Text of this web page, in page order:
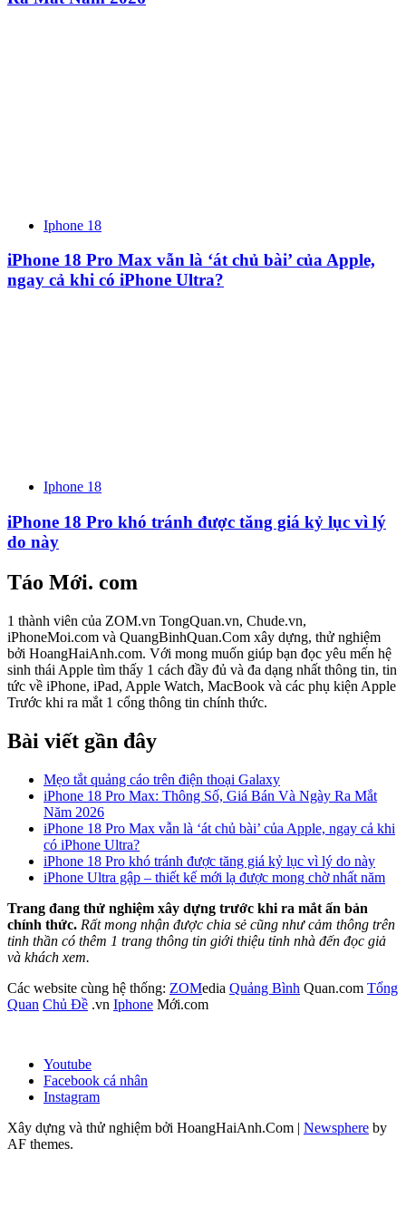
Iphone 18
iPhone 18 Pro Max vẫn là ‘át chủ bài’ của Apple,
ngay cả khi có iPhone Ultra?
Iphone 18
iPhone 18 Pro khó tránh được tăng giá kỷ lục vì lý
do này
Táo Mới. com
1 thành viên của ZOM.vn TongQuan.vn, Chude.vn,
iPhoneMoi.com và QuangBinhQuan.Com xây dựng, thử nghiệm
bởi HoangHaiAnh.com. Với mong muốn giúp bạn đọc yêu mến hệ
sinh thái Apple tìm thấy 1 cách đầy đủ và đa dạng nhất thông tin, tin
tức về iPhone, iPad, Apple Watch, MacBook và các phụ kiện Apple
Trước khi ra mắt 1 cổng thông tin chính thức.
Bài viết gần đây
Mẹo tắt quảng cáo trên điện thoại Galaxy
iPhone 18 Pro Max: Thông Số, Giá Bán Và Ngày Ra Mắt
Năm 2026
iPhone 18 Pro Max vẫn là ‘át chủ bài’ của Apple, ngay cả khi
có iPhone Ultra?
iPhone 18 Pro khó tránh được tăng giá kỷ lục vì lý do này
iPhone Ultra gập – thiết kế mới lạ được mong chờ nhất năm
Trang đang thử nghiệm xây dựng trước khi ra mắt ấn bản
chính thức. Rất mong nhận được chia sẻ cũng như cảm thông trên
tinh thần có thêm 1 trang thông tin giới thiệu tỉnh nhà đến đọc giả
và khách xem.
Các website cùng hệ thống: ZOMedia Quảng Bình Quan.com Tổng
Quan Chủ Đề .vn Iphone Mới.com
Youtube
Facebook cá nhân
Instagram
Xây dựng và thử nghiệm bởi HoangHaiAnh.Com | Newsphere by
AF themes.